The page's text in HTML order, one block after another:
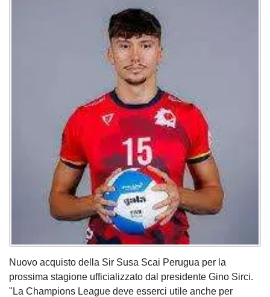
Nuovo acquisto della Sir Susa Scai Perugua per la
prossima stagione ufficializzato dal presidente Gino Sirci.
"La Champions League deve esserci utile anche per